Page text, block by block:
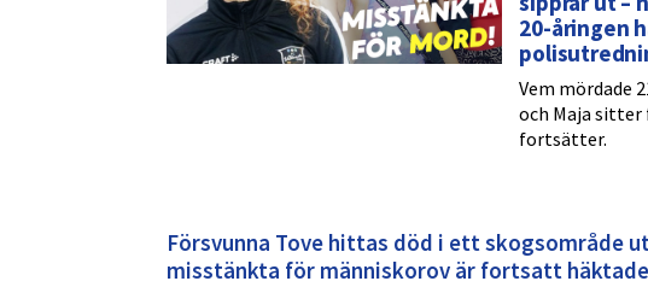
20-åringen
Vem mördade
och Maja
fortsätter.
Försvunna Tove hittas död i ett skogsområde
misstänkta för människorov är fortsatt häktade